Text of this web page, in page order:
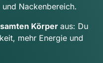
Nackenbereich.
Körper aus: Du
mehr Energie und